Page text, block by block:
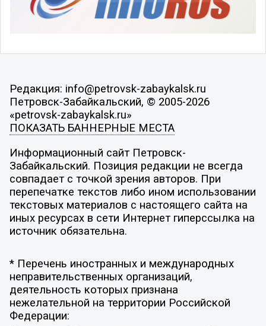
Редакция: info@petrovsk-zabaykalsk.ru
Петровск-Забайкальский, © 2005-2026
«petrovsk-zabaykalsk.ru»
ПОКАЗАТЬ БАННЕРНЫЕ МЕСТА
Информационный сайт Петровск-
Забайкальский. Позиция редакции не всегда
совпадает с точкой зрения авторов. При
перепечатке текстов либо ином использовании
текстовых материалов с настоящего сайта на
иных ресурсах в сети Интернет гиперссылка на
источник обязательна.
* Перечень иностранных и международных
неправительственных организаций,
деятельность которых признана
нежелательной на территории Российской
Федерации: